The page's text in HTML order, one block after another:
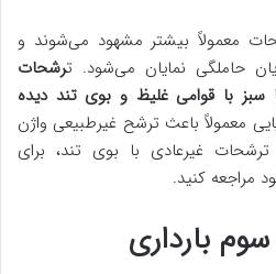
معمولاً بیشتر مشهود می‌شوند و
حاملگی نمایان می‌شود. ترشحات
سبز با قوامی غلیظ و بوی تند دیده
معمولاً باعث ترشح غیرطبیعی واژن
غیرعادی با بوی تند، برای
کنید.
بارداری